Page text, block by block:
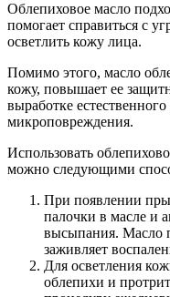
Облепиховое масло
помогает справиться с
осветлить кожу лица.
Помимо этого, масло
кожу, повышает ее
выработке
микроповреждения.
Использовать
можно следующими
При появлении
палочки в масле и
высыпания. Масло
заживляет
Для осветления
облепихи и